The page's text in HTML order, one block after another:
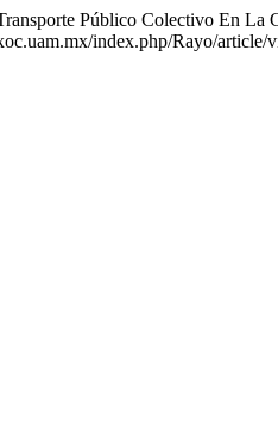
Público Colectivo En
index.php/Rayo/article/